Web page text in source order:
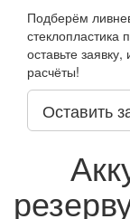
Подберём
оставьте
расчёты!
Оставить